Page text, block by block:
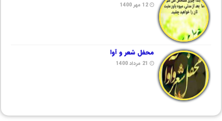
12 مهر 1400
محفل شعر و آوا
21 مرداد 1400